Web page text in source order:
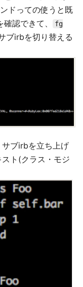
ドっての使うと既
認できて、
fg
ブirbを切り替える
ブirbを立ち上げ
ト(クラス・モジ